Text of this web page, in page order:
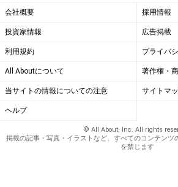
会社概要 採用情報
投資家情報 広告掲載
利用規約 プライバ
All Aboutについて 著作権・
当サイトの情報についての注意 サイトマ
ヘルプ
© All About, Inc. All rights
掲載の記事・写真・イラストなど、すべてのコンテンツ
を禁じます